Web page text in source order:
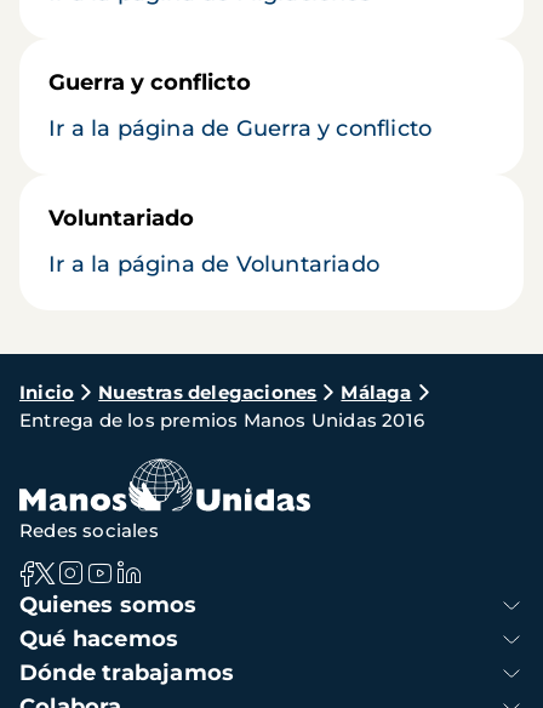
Guerra y conflicto
Ir a la página de Guerra y conflicto
Voluntariado
Ir a la página de Voluntariado
Ruta
de
navegación
Inicio Nuestras delegaciones
Málaga
Entrega de los premios Manos Unidas 2016
Navegación
principal
Quienes somos
Qué hacemos
Dónde trabajamos
Redes sociales